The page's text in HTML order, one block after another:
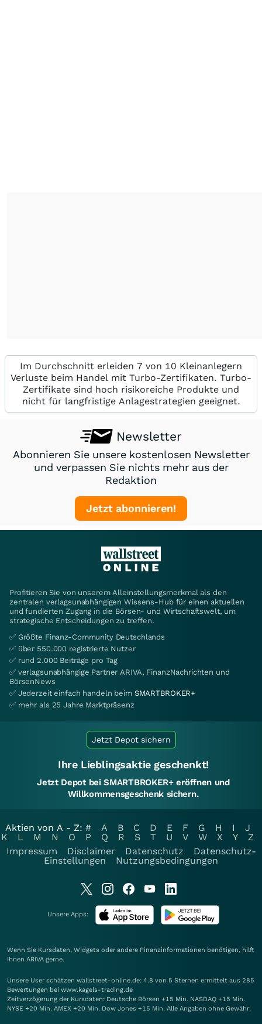
Im Durchschnitt erleiden 7 von 10 Kleinanlegern
Verluste beim Handel mit Turbo-Zertifikaten. Turbo-
Zertifikate sind hoch risikoreiche Produkte und
nicht für langfristige Anlagestrategien geeignet.
Newsletter
Abonnieren Sie unsere kostenlosen Newsletter
und verpassen Sie nichts mehr aus der
Redaktion
Jetzt abonnieren!
Profitieren Sie von unserem Alleinstellungsmerkmal als den
zentralen verlagsunabhängigen Wissens-Hub für einen aktuellen
und fundierten Zugang in die Börsen- und Wirtschaftswelt, um
strategische Entscheidungen zu treffen.
✅ Größte Finanz-Community Deutschlands
✅ über 550.000 registrierte Nutzer
✅ rund 2.000 Beiträge pro Tag
✅ verlagsunabhängige Partner ARIVA, FinanzNachrichten und
BörsenNews
✅ Jederzeit einfach handeln beim SMARTBROKER+
✅ mehr als 25 Jahre Marktpräsenz
Jetzt Depot sichern
Ihre Lieblingsaktie geschenkt!
Jetzt Depot bei SMARTBROKER+ eröffnen und
Willkommensgeschenk sichern.
Aktien von A - Z: # A B C D E F G H I
J
K
L M N O P Q R S T U V W X Y
Z
Impressum
Disclaimer Datenschutz
Datenschutz-
Einstellungen
Nutzungsbedingungen
Unsere Apps:
Wenn Sie Kursdaten, Widgets oder andere Finanzinformationen benötigen, hilft
Ihnen ARIVA gerne.
Unsere User schätzen wallstreet-online.de: 4.8 von 5 Sternen ermittelt aus 285
Bewertungen bei www.kagels-trading.de
Zeitverzögerung der Kursdaten: Deutsche Börsen +15 Min. NASDAQ +15 Min.
NYSE +20 Min. AMEX +20 Min. Dow Jones +15 Min. Alle Angaben ohne Gewähr.